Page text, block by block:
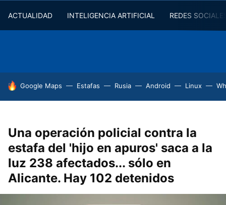
ACTUALIDAD INTELIGENCIA ARTIFICIAL REDES
HOY SE HABLA DE
Google Maps Estafas Rusia Android Linux
Una operación policial contra la
estafa del 'hijo en apuros' saca a la
luz 238 afectados... sólo en
Alicante. Hay 102 detenidos